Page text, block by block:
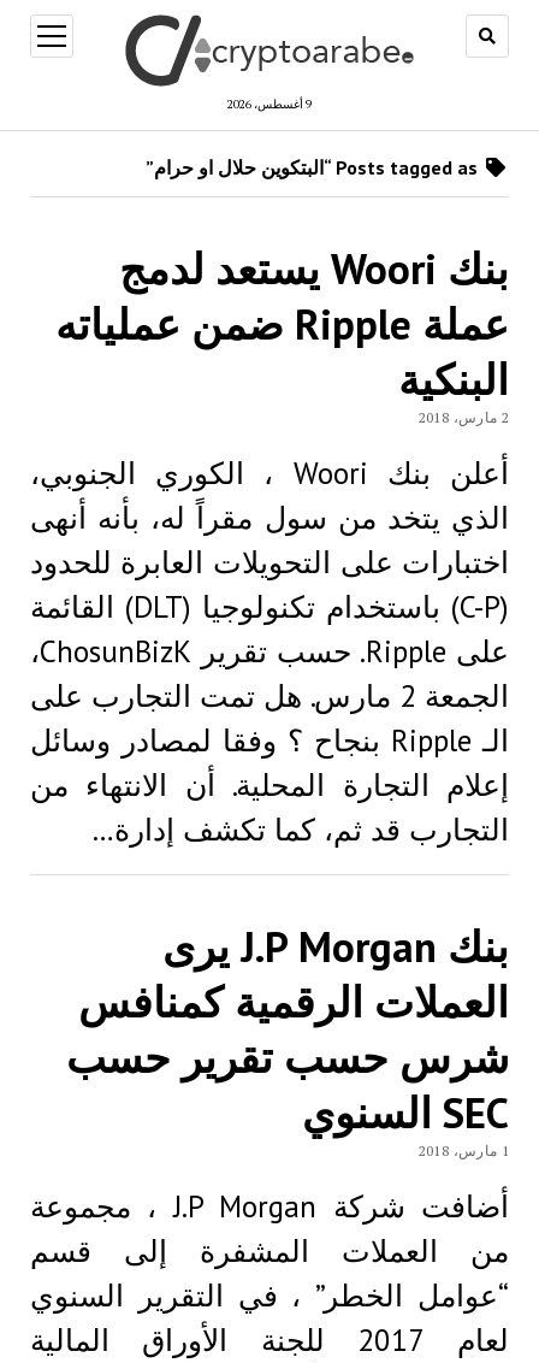
9 أغسطس، 2026
open
menu
بنك Woori يستعد لدمج
عملة Ripple ضمن عملياته
البنكية
2 مارس، 2018
أعلن بنك Woori ، الكوري الجنوبي،
الذي يتخد من سول مقراً له، بأنه أنهى
اختبارات على التحويلات العابرة للحدود
(C-P) باستخدام تكنولوجيا (DLT) القائمة
على Ripple. حسب تقرير ChosunBizK،
الجمعة 2 مارس. هل تمت التجارب على
الـ Ripple بنجاح ؟ وفقا لمصادر وسائل
إعلام التجارة المحلية. أن الانتهاء من
التجارب قد ثم، كما تكشف إدارة…
بنك J.P Morgan يرى
العملات الرقمية كمنافس
شرس حسب تقرير حسب
SEC السنوي
1 مارس، 2018
أضافت شركة J.P Morgan ، مجموعة
من العملات المشفرة إلى قسم
“عوامل الخطر” ، في التقرير السنوي
لعام 2017 للجنة الأوراق المالية